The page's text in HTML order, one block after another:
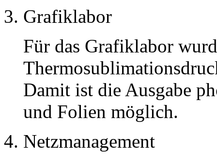
Grafiklabor
Für das Grafiklabor
Damit ist die Ausgabe
und Folien möglich.
Netzmanagement